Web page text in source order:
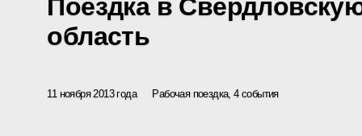
Поездка в
область
11 ноября 2013 года Рабочая поездка, 4 события